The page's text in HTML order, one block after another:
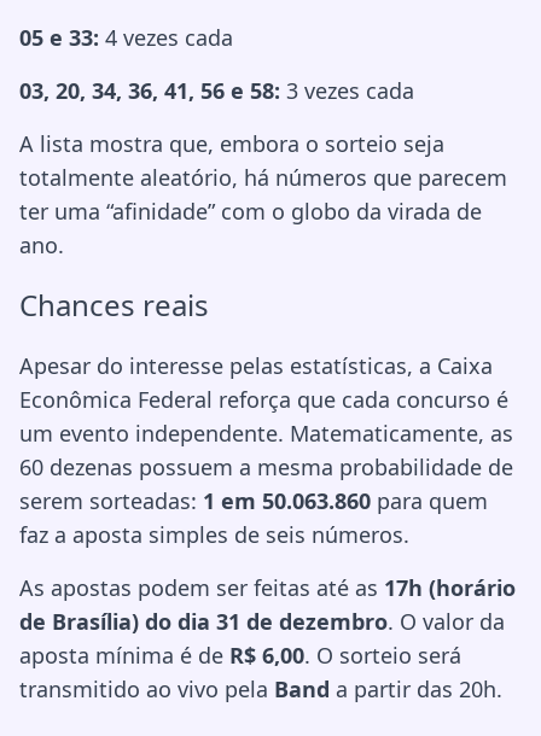
05 e 33: 4 vezes cada
03, 20, 34, 36, 41, 56 e 58: 3 vezes cada
A lista mostra que, embora o sorteio seja
totalmente aleatório, há números que parecem
ter uma “afinidade” com o globo da virada de
ano.
Chances reais
Apesar do interesse pelas estatísticas, a Caixa
Econômica Federal reforça que cada concurso é
um evento independente. Matematicamente, as
60 dezenas possuem a mesma probabilidade de
serem sorteadas: 1 em 50.063.860 para quem
faz a aposta simples de seis números.
As apostas podem ser feitas até as 17h (horário
de Brasília) do dia 31 de dezembro. O valor da
aposta mínima é de R$ 6,00. O sorteio será
transmitido ao vivo pela Band a partir das 20h.